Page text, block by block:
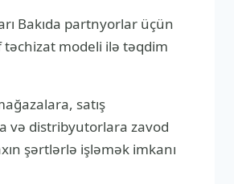
Bakıda partnyorlar üçün
təchizat modeli ilə təqdim
satış
və distribyutorlara zavod
şərtlərlə işləmək imkanı